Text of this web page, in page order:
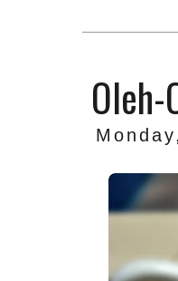
Oleh-